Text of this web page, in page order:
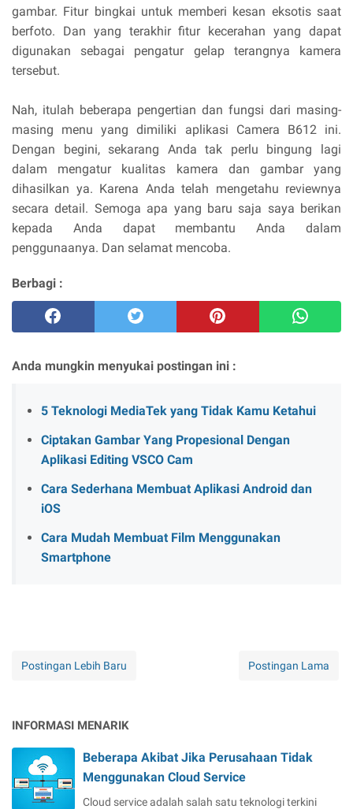
gambar. Fitur bingkai untuk memberi kesan eksotis saat
berfoto. Dan yang terakhir fitur kecerahan yang dapat
digunakan sebagai pengatur gelap terangnya kamera
tersebut.
Nah, itulah beberapa pengertian dan fungsi dari masing-
masing menu yang dimiliki aplikasi Camera B612 ini.
Dengan begini, sekarang Anda tak perlu bingung lagi
dalam mengatur kualitas kamera dan gambar yang
dihasilkan ya. Karena Anda telah mengetahu reviewnya
secara detail. Semoga apa yang baru saja saya berikan
kepada Anda dapat membantu Anda dalam
penggunaanya. Dan selamat mencoba.
Berbagi :
Anda mungkin menyukai postingan ini :
5 Teknologi MediaTek yang Tidak Kamu Ketahui
Ciptakan Gambar Yang Propesional Dengan
Aplikasi Editing VSCO Cam
Cara Sederhana Membuat Aplikasi Android dan
iOS
Cara Mudah Membuat Film Menggunakan
Smartphone
Postingan Lebih Baru Postingan Lama
INFORMASI MENARIK
Beberapa Akibat Jika Perusahaan Tidak
Menggunakan Cloud Service
Cloud service adalah salah satu teknologi terkini